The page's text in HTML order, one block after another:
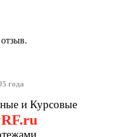
года
и Курсовые